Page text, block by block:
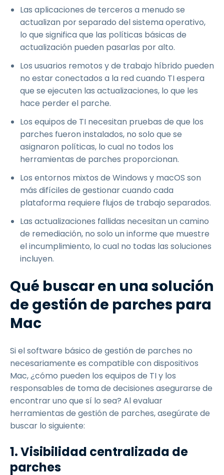
Las aplicaciones de terceros a menudo se
actualizan por separado del sistema operativo,
lo que significa que las políticas básicas de
actualización pueden pasarlas por alto.
Los usuarios remotos y de trabajo híbrido pueden
no estar conectados a la red cuando TI espera
que se ejecuten las actualizaciones, lo que les
hace perder el parche.
Los equipos de TI necesitan pruebas de que los
parches fueron instalados, no solo que se
asignaron políticas, lo cual no todos los
herramientas de parches proporcionan.
Los entornos mixtos de Windows y macOS son
más difíciles de gestionar cuando cada
plataforma requiere flujos de trabajo separados.
Las actualizaciones fallidas necesitan un camino
de remediación, no solo un informe que muestre
el incumplimiento, lo cual no todas las soluciones
incluyen.
Qué buscar en una solución
de gestión de parches para
Mac
Si el software básico de gestión de parches no
necesariamente es compatible con dispositivos
Mac, ¿cómo pueden los equipos de TI y los
responsables de toma de decisiones asegurarse de
encontrar uno que sí lo sea? Al evaluar
herramientas de gestión de parches, asegúrate de
buscar lo siguiente:
1. Visibilidad centralizada de
parches